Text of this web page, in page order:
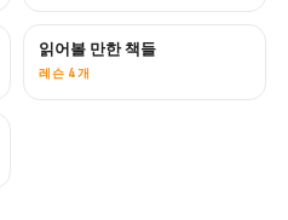
곧 공개
읽어볼 만한 책들
레슨 4개